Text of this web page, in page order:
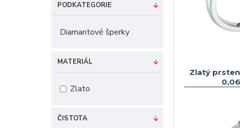
PODKATEGORIE
Diamantové šperky
MATERIÁL
Zlato
ČISTOTA
Zlatý